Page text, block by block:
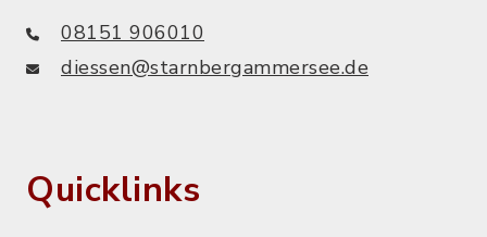
08151 906010
diessen@starnbergammersee.de
Quicklinks